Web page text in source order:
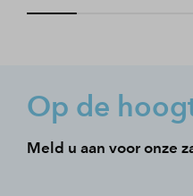
Op de
Meld u aan voor onze